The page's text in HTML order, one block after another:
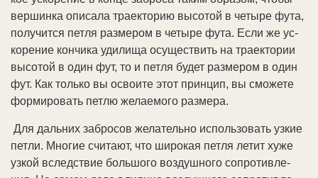
вер­шин­ка опи­са­ла тра­ек­то­рию вы­со­той в че­ты­ре фу­та,
по­лу­чит­ся пет­ля раз­ме­ром в че­ты­ре фу­та. Ес­ли же ус­
ко­ре­ние кон­чи­ка уди­ли­ща осу­ще­ст­вить на тра­ек­то­рии
вы­со­той в один фут, то и пет­ля бу­дет раз­ме­ром в один
фут. Как толь­ко вы ос­вои­те этот прин­цип, вы смо­же­те
фор­ми­ро­вать пет­лю же­лае­мо­го раз­ме­ра.
Для даль­них за­бро­сов же­ла­тель­но ис­поль­зо­вать уз­кие
пет­ли. Мно­гие счи­та­ют, что ши­ро­кая пет­ля ле­тит ху­же
уз­кой вслед­ст­вие боль­шо­го воз­душ­но­го со­про­тив­ле­